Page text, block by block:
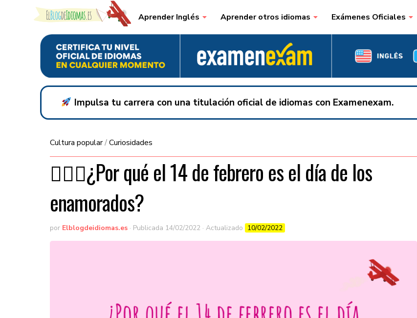
Skip to content Aprender Inglés Aprender otros idiomas Exámenes Oficiales
Impulsa tu carrera con una titulación oficial de idiomas con Examenexam.
Cultura popular/Curiosidades
👨‍❤️‍👨¿Por qué el 14 de febrero es el día de los
enamorados?
por Elblogdeidiomas.es · Publicada 14/02/2022 · Actualizado 10/02/2022